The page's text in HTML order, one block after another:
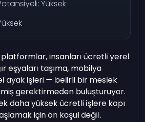
Yüksek
insanları ücretli yerel
eşyaları taşıma, mobilya
ayak işleri — belirli bir meslek
gerektirmeden buluşturuyor.
daha yüksek ücretli işlere kapı
için ön koşul değil.